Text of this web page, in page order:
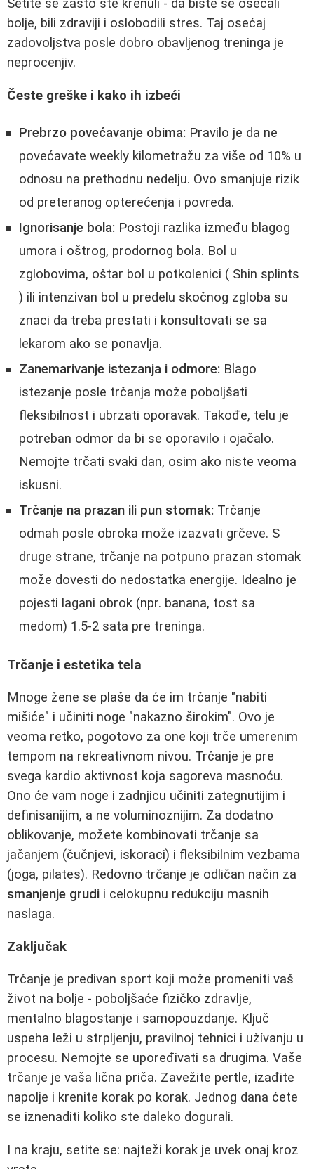
Setite se zašto ste krenuli - da biste se osećali
bolje, bili zdraviji i oslobodili stres. Taj osećaj
zadovoljstva posle dobro obavljenog treninga je
neprocenjiv.
Česte greške i kako ih izbeći
Prebrzo povećavanje obima: Pravilo je da ne
povećavate weekly kilometražu za više od 10% u
odnosu na prethodnu nedelju. Ovo smanjuje rizik
od preteranog opterećenja i povreda.
Ignorisanje bola: Postoji razlika između blagog
umora i oštrog, prodornog bola. Bol u
zglobovima, oštar bol u potkolenici ( Shin splints
) ili intenzivan bol u predelu skočnog zgloba su
znaci da treba prestati i konsultovati se sa
lekarom ako se ponavlja.
Zanemarivanje istezanja i odmore: Blago
istezanje posle trčanja može poboljšati
fleksibilnost i ubrzati oporavak. Takođe, telu je
potreban odmor da bi se oporavilo i ojačalo.
Nemojte trčati svaki dan, osim ako niste veoma
iskusni.
Trčanje na prazan ili pun stomak: Trčanje
odmah posle obroka može izazvati grčeve. S
druge strane, trčanje na potpuno prazan stomak
može dovesti do nedostatka energije. Idealno je
pojesti lagani obrok (npr. banana, tost sa
medom) 1.5-2 sata pre treninga.
Trčanje i estetika tela
Mnoge žene se plaše da će im trčanje "nabiti
mišiće" i učiniti noge "nakazno širokim". Ovo je
veoma retko, pogotovo za one koji trče umerenim
tempom na rekreativnom nivou. Trčanje je pre
svega kardio aktivnost koja sagoreva masnoću.
Ono će vam noge i zadnjicu učiniti zategnutijim i
definisanijim, a ne voluminoznijim. Za dodatno
oblikovanje, možete kombinovati trčanje sa
jačanjem (čučnjevi, iskoraci) i fleksibilnim vezbama
(joga, pilates). Redovno trčanje je odličan način za
smanjenje grudi i celokupnu redukciju masnih
naslaga.
Zaključak
Trčanje je predivan sport koji može promeniti vaš
život na bolje - poboljšaće fizičko zdravlje,
mentalno blagostanje i samopouzdanje. Ključ
uspeha leži u strpljenju, pravilnoj tehnici i užívanju u
procesu. Nemojte se upoređivati sa drugima. Vaše
trčanje je vaša lična priča. Zavežite pertle, izađite
napolje i krenite korak po korak. Jednog dana ćete
se iznenaditi koliko ste daleko dogurali.
I na kraju, setite se: najteži korak je uvek onaj kroz